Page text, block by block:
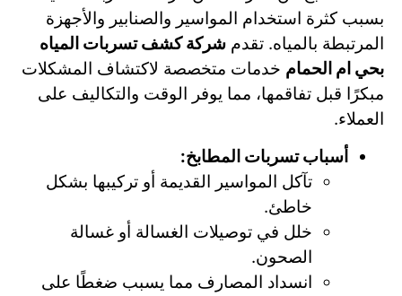
بسبب كثرة استخدام المواسير والصنابير والأجهزة
المرتبطة بالمياه. تقدم شركة كشف تسربات المياه
بحي ام الحمام خدمات متخصصة لاكتشاف المشكلات
مبكرًا قبل تفاقمها، مما يوفر الوقت والتكاليف على
العملاء.
أسباب تسربات المطابخ:
تآكل المواسير القديمة أو تركيبها بشكل
خاطئ.
خلل في توصيلات الغسالة أو غسالة
الصحون.
انسداد المصارف مما يسبب ضغطًا على